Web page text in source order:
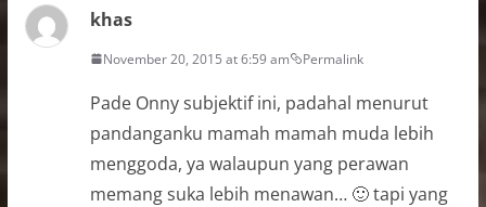
khas
November 20, 2015 at 6:59 am Permalink
Pade Onny subjektif ini, padahal menurut
pandanganku mamah mamah muda lebih
menggoda, ya walaupun yang perawan
memang suka lebih menawan… 🙂 tapi yang